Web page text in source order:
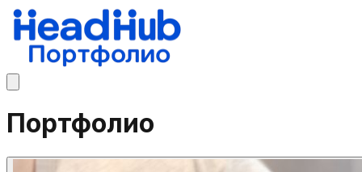
Портфолио